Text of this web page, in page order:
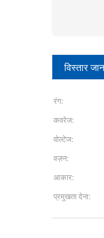
विस्तार
रंग:
कवरेज:
वोल्टेज:
वज़न:
आकार:
प्रमुखता देना: